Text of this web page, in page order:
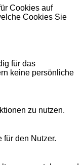
Cookies auf
Cookies Sie
für das
keine persönliche
zu nutzen.
für den Nutzer.